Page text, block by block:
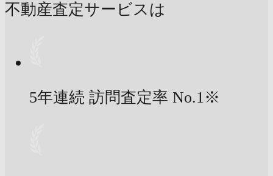
不動産査定サービスは
5年連続 訪問査定率 No.1※